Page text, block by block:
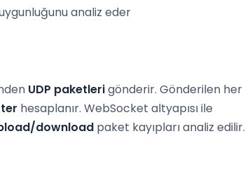
analiz eder
UDP paketlerigönderir. Gönderilen her
hesaplanır. WebSocket altyapısı ile
download paket kayıpları analiz edilir.